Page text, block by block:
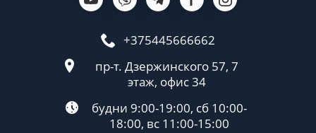
+375445666662
пр-т. Дзержинского 57, 7
этаж, офис 34
будни 9:00-19:00, сб 10:00-
18:00, вс 11:00-15:00